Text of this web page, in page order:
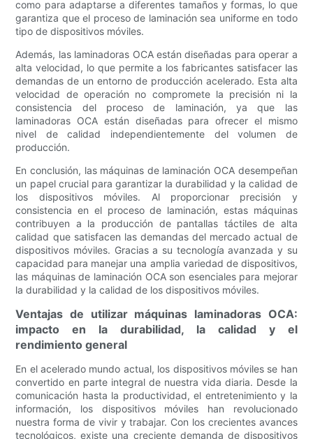
como para adaptarse a diferentes tamaños y formas, lo que
garantiza que el proceso de laminación sea uniforme en todo
tipo de dispositivos móviles.
Además, las laminadoras OCA están diseñadas para operar a
alta velocidad, lo que permite a los fabricantes satisfacer las
demandas de un entorno de producción acelerado. Esta alta
velocidad de operación no compromete la precisión ni la
consistencia del proceso de laminación, ya que las
laminadoras OCA están diseñadas para ofrecer el mismo
nivel de calidad independientemente del volumen de
producción.
En conclusión, las máquinas de laminación OCA desempeñan
un papel crucial para garantizar la durabilidad y la calidad de
los dispositivos móviles. Al proporcionar precisión y
consistencia en el proceso de laminación, estas máquinas
contribuyen a la producción de pantallas táctiles de alta
calidad que satisfacen las demandas del mercado actual de
dispositivos móviles. Gracias a su tecnología avanzada y su
capacidad para manejar una amplia variedad de dispositivos,
las máquinas de laminación OCA son esenciales para mejorar
la durabilidad y la calidad de los dispositivos móviles.
Ventajas de utilizar máquinas laminadoras OCA:
impacto en la durabilidad, la calidad y el
rendimiento general
En el acelerado mundo actual, los dispositivos móviles se han
convertido en parte integral de nuestra vida diaria. Desde la
comunicación hasta la productividad, el entretenimiento y la
información, los dispositivos móviles han revolucionado
nuestra forma de vivir y trabajar. Con los crecientes avances
tecnológicos, existe una creciente demanda de dispositivos